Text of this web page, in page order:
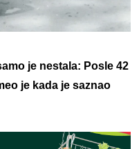
je nestala: Posle 42
je kada je saznao